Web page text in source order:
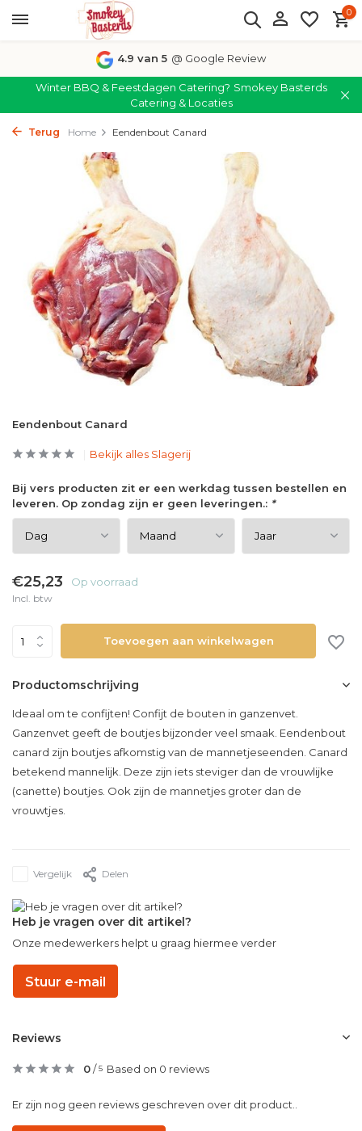
0
4.9 van 5 @ Google Review
Winter BBQ & Feestdagen Catering? Smokey Basterds
Catering & Locaties
Terug Home Eendenbout Canard
Eendenbout Canard
Bekijk alles Slagerij
Bij vers producten zit er een werkdag tussen bestellen en
leveren. Op zondag zijn er geen leveringen.: *
€25,23 Op voorraad
Incl. btw
Toevoegen aan winkelwagen
Productomschrijving
Ideaal om te confijten! Confijt de bouten in ganzenvet.
Ganzenvet geeft de boutjes bijzonder veel smaak. Eendenbout
canard zijn boutjes afkomstig van de mannetjeseenden. Canard
betekend mannelijk. Deze zijn iets steviger dan de vrouwlijke
(canette) boutjes. Ook zijn de mannetjes groter dan de
vrouwtjes.
Vergelijk Delen
Heb je vragen over dit artikel?
Onze medewerkers helpt u graag hiermee verder
Stuur e-mail
Reviews
0/5 Based on 0 reviews
Er zijn nog geen reviews geschreven over dit product..